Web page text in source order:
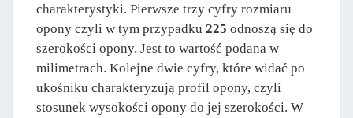
charakterystyki. Pierwsze trzy cyfry rozmiaru
opony czyli w tym przypadku 225 odnoszą się do
szerokości opony. Jest to wartość podana w
milimetrach. Kolejne dwie cyfry, które widać po
ukośniku charakteryzują profil opony, czyli
stosunek wysokości opony do jej szerokości. W